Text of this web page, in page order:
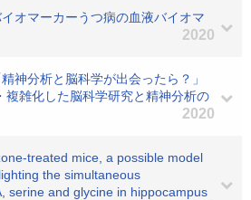
オマーカーうつ病の血液バイオマ
2020
神分析と脳科学が出会ったら？」
複雑化した脳科学研究と精神分析の
2020
treated mice, a possible model
the simultaneous
serine and glycine in hippocampus